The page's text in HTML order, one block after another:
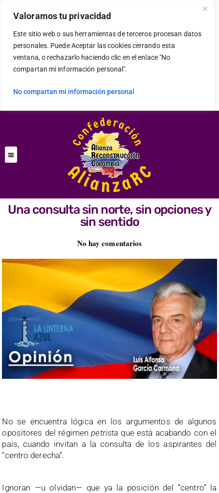
Valoramos tu privacidad
Este sitio web o sus herramientas de terceros procesan datos
personales. Puede Aceptar las cookies cerrando esta
ventana, o rechazarlo haciendo clic en el enlace "No
compartan mi información personal".
No compartan mi información personal
Una consulta sin norte, sin opciones y
sin sentido
No hay comentarios
No se encuentra lógica en los argumentos de algunos
opositores del régimenpetrista que está acabando con el
país, cuando invitan a la consulta de los aspirantes del
“centro derecha”.
Ignoran —u olvidan— que ya la posición del “centro” la